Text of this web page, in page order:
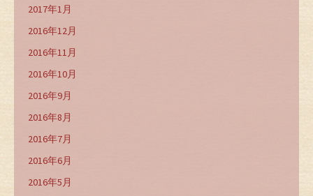
2017年1月
2016年12月
2016年11月
2016年10月
2016年9月
2016年8月
2016年7月
2016年6月
2016年5月